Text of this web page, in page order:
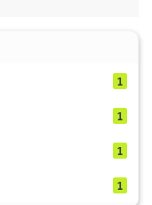
1
1
1
1